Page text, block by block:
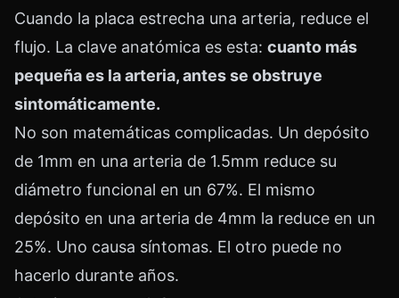
Cuando la placa estrecha una arteria, reduce el
flujo. La clave anatómica es esta: cuanto más
pequeña es la arteria, antes se obstruye
sintomáticamente.
No son matemáticas complicadas. Un depósito
de 1mm en una arteria de 1.5mm reduce su
diámetro funcional en un 67%. El mismo
depósito en una arteria de 4mm la reduce en un
25%. Uno causa síntomas. El otro puede no
hacerlo durante años.